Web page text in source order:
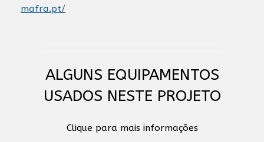
mafra.pt/
ALGUNS EQUIPAMENTOS
USADOS NESTE PROJETO
Clique para mais informações